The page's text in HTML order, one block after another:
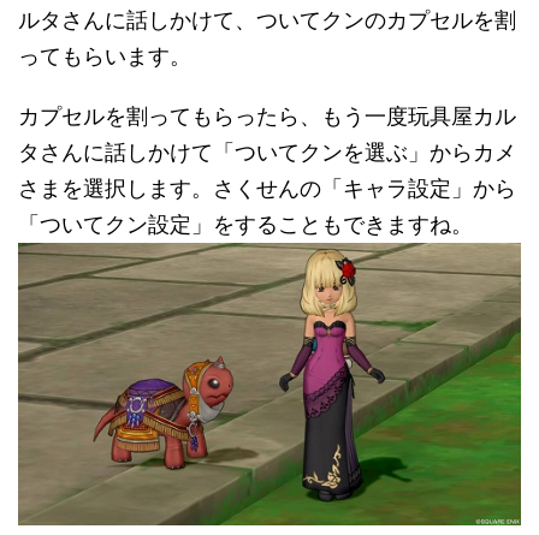
ルタさんに話しかけて、ついてクンのカプセルを割
ってもらいます。
カプセルを割ってもらったら、もう一度玩具屋カル
タさんに話しかけて「ついてクンを選ぶ」からカメ
さまを選択します。さくせんの「キャラ設定」から
「ついてクン設定」をすることもできますね。